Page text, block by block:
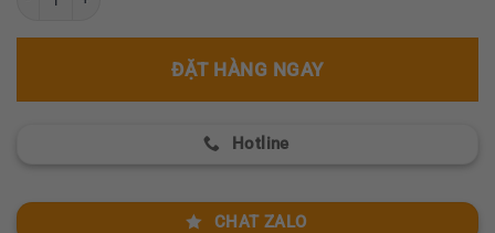
ĐẶT HÀNG NGAY
Hotline
CHAT ZALO